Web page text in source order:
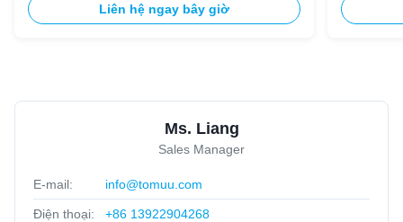
Liên hệ ngay bây giờ
Ms. Liang
Sales Manager
E-mail: info@tomuu.com
Điện thoại: +86 13922904268